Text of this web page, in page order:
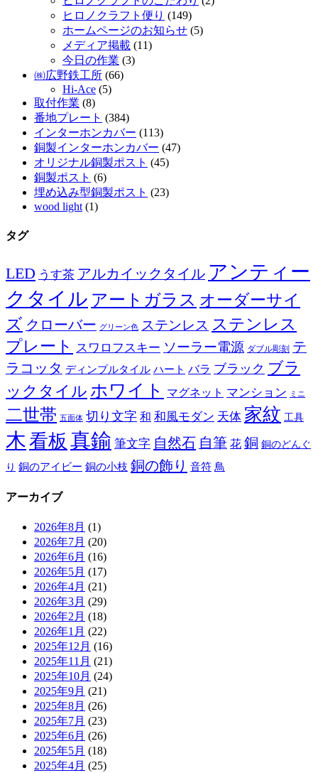
ヒロノクラフト便り (149)
ホームページのお知らせ (5)
メディア掲載 (11)
今日の作業 (3)
㈱広野鉄工所 (66)
Hi-Ace (5)
取付作業 (8)
番地プレート (384)
インターホンカバー (113)
銅製インターホンカバー (47)
オリジナル銅製ポスト (45)
銅製ポスト (6)
埋め込み型銅製ポスト (23)
wood light (1)
タグ
LED うす茶 アルカイックタイル アンティー
クタイル アートガラス オーダーサイ
ズ クローバー グリーン色 ステンレス ステンレス
プレート スワロフスキー ソーラー電源 ダブル彫刻 テ
ラコッタ ディンプルタイル ハート バラ ブラック ブラ
ックタイル ホワイト マグネット マンション ミニ
二世帯 五面体 切り文字 和 和風モダン 天体 家紋 工具
木看板 真鍮 筆文字 自然石 自筆 花 銅 銅のどんぐ
り 銅のアイビー 銅の小枝 銅の飾り 音符 鳥
アーカイブ
2026年8月 (1)
2026年7月 (20)
2026年6月 (16)
2026年5月 (17)
2026年4月 (21)
2026年3月 (29)
2026年2月 (18)
2026年1月 (22)
2025年12月 (16)
2025年11月 (21)
2025年10月 (24)
2025年9月 (21)
2025年8月 (26)
2025年7月 (23)
2025年6月 (26)
2025年5月 (18)
2025年4月 (25)